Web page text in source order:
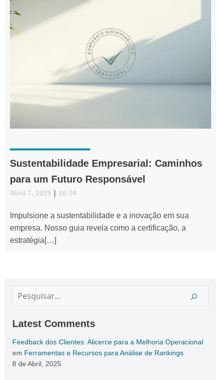
Sustentabilidade Empresarial: Caminhos
para um Futuro Responsável
Abril 7, 2025 16:24
Impulsione a sustentabilidade e a inovação em sua
empresa. Nosso guia revela como a certificação, a
estratégia[…]
Latest Comments
Feedback dos Clientes: Alicerce para a Melhoria Operacional
em Ferramentas e Recursos para Análise de Rankings
8 de Abril, 2025